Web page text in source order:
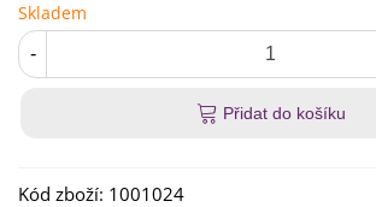
Skladem
-
Přidat do košíku
Kód zboží: 1001024